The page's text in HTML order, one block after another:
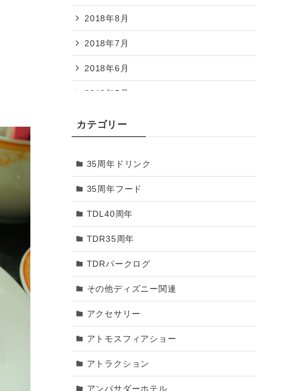
2018年8月
2018年7月
2018年6月
2018年5月
2018年4月
2018年2月
2018年1月
2017年12月
2017年11月
2017年10月
2017年9月
2017年8月
2017年7月
2017年6月
カテゴリー
35周年ドリンク
35周年フード
TDL40周年
TDR35周年
TDRパークログ
その他ディズニー関連
アクセサリー
アトモスフィアショー
アトラクション
アンバサダーホテル